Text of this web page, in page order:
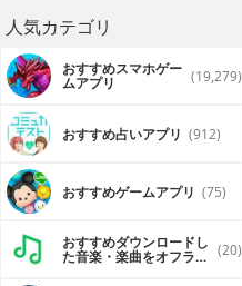
人気カテゴリ
おすすめスマホゲー
ムアプリ (19,279)
おすすめ占いアプリ (912)
おすすめゲームアプリ (75)
おすすめダウンロードし
た音楽・楽曲をオフライ (20)